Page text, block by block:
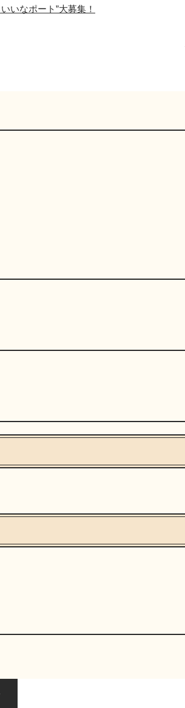
いなポート”大募集！